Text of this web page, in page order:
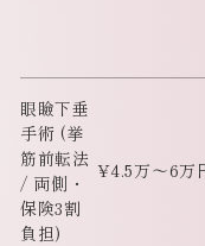
眼瞼下垂
手術 (挙
筋前転法
/ 両側・
保険3割
負担)
4.5万～6万